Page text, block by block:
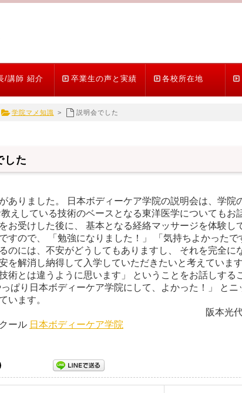
/講師 紹介 卒業生の声と実績 各校所在地
学院マメ知識 > 説明会でした
した
ありました。 日本ボディーケア学院の説明会は、学院
えしている技術のベースとなる東洋医学についてもお
お受けした後に、 基本となる経絡マッサージを体験し
すので、 「勉強になりました！」 「気持ちよかった
のには、不安がどうしてもありますし、 それを完全に
を解消し納得して入学していただきたいと考えていま
術とは違うように思います」 ということをお話しする
ぱり日本ボディーケア学院にして、よかった！」 とニ
頑張っています
代 日本ボディー
ール 日本ボディーケア学院